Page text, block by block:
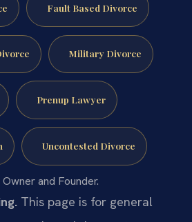
Fault Based Divorce
Military Divorce
Prenup Lawyer
Uncontested Divorce
and Founder.
This page is for general